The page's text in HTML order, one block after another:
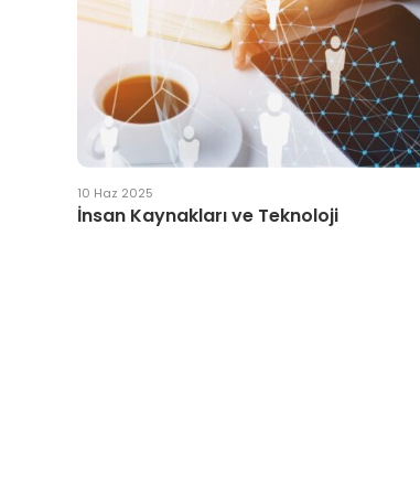
10 Haz 2025
İnsan Kaynakları ve Teknoloji